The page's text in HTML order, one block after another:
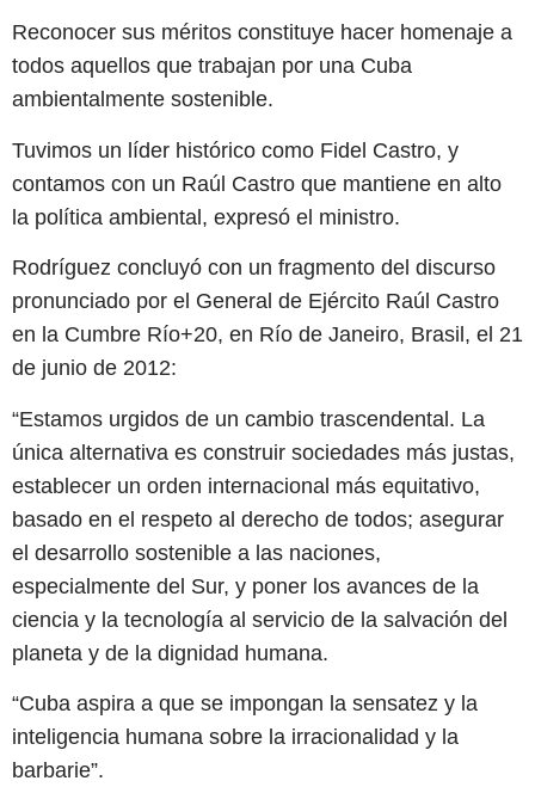
Reconocer sus méritos constituye hacer homenaje a
todos aquellos que trabajan por una Cuba
ambientalmente sostenible.
Tuvimos un líder histórico como Fidel Castro, y
contamos con un Raúl Castro que mantiene en alto
la política ambiental, expresó el ministro.
Rodríguez concluyó con un fragmento del discurso
pronunciado por el General de Ejército Raúl Castro
en la Cumbre Río+20, en Río de Janeiro, Brasil, el 21
de junio de 2012:
“Estamos urgidos de un cambio trascendental. La
única alternativa es construir sociedades más justas,
establecer un orden internacional más equitativo,
basado en el respeto al derecho de todos; asegurar
el desarrollo sostenible a las naciones,
especialmente del Sur, y poner los avances de la
ciencia y la tecnología al servicio de la salvación del
planeta y de la dignidad humana.
“Cuba aspira a que se impongan la sensatez y la
inteligencia humana sobre la irracionalidad y la
barbarie”.